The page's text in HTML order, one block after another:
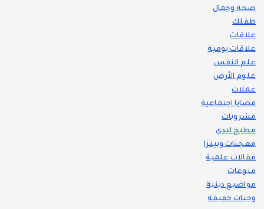
صحة وجمال
طفلك
علاقات
علاقات يومية
علم النفس
علوم الأرض
عملات
قضايا اجتماعية
مشروبات
مطبخ ليدي
معجنات وبيتزا
مقالات علمية
منوعات
مواضيع دينية
وجبات خفيفة